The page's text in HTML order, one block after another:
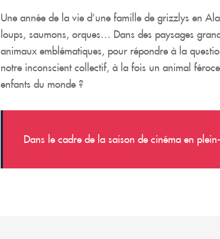
Une année de la vie d’une famille de grizzlys en
loups, saumons, orques… Dans des paysages
animaux emblématiques, pour répondre à la
notre inconscient collectif, à la fois un animal
enfants du monde ?
Dans le cadre de la saison de cinéma en